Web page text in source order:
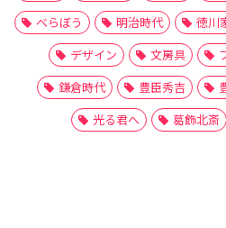
べらぼう
明治時代 徳川
デザイン
文房具
鎌倉時代
豊臣秀吉
光る君へ
葛飾北斎